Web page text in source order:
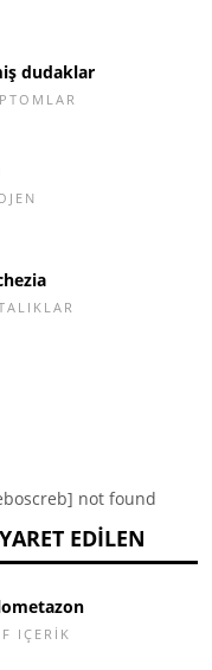
dudaklar
not found
EDILEN
IÇERIK